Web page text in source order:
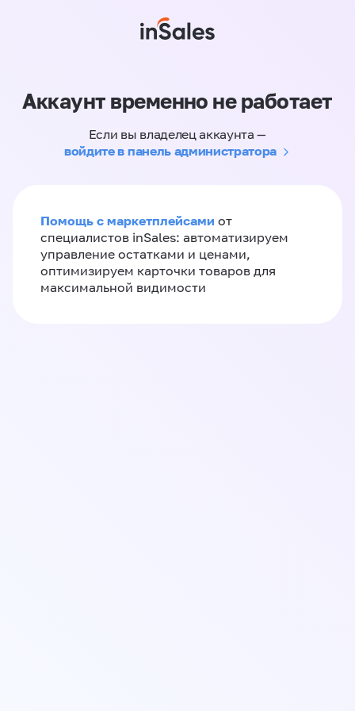
Аккаунт временно не работает
Если вы владелец аккаунта —
войдите в панель администратора
Помощь с маркетплейсами от
специалистов inSales: автоматизируем
управление остатками и ценами,
оптимизируем карточки товаров для
максимальной видимости